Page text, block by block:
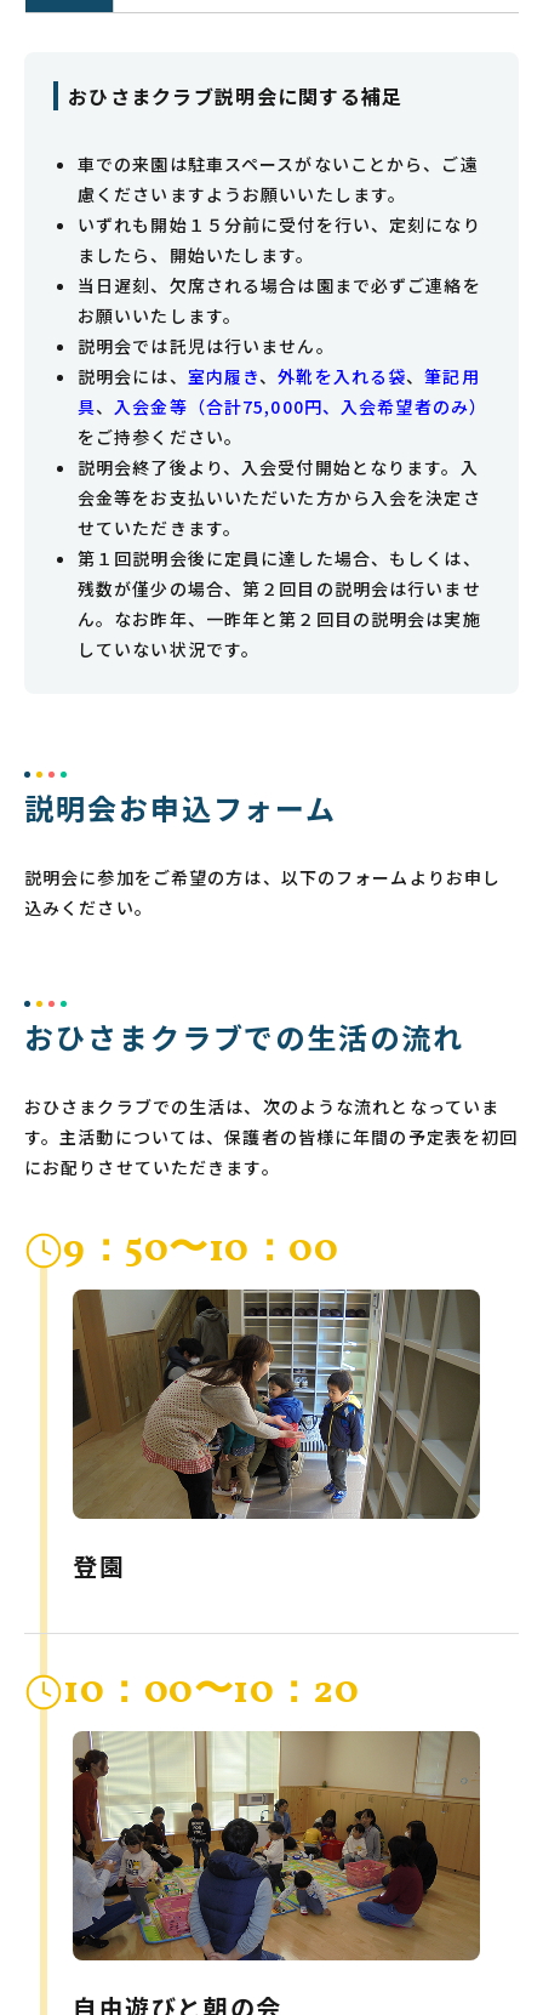
おひさまクラブ説明会に関する補足
車での来園は駐車スペースがないことから、ご遠
慮くださいますようお願いいたします。
いずれも開始１５分前に受付を行い、定刻になり
ましたら、開始いたします。
当日遅刻、欠席される場合は園まで必ずご連絡を
お願いいたします。
説明会では託児は行いません。
説明会には、 室内履き、外靴を入れる袋、筆記用
具、入会金等（合計75,000円、入会希望者のみ）
をご持参ください。
説明会終了後より、入会受付開始となります。入
会金等をお支払いいただいた方から入会を決定さ
せていただきます。
第１回説明会後に定員に達した場合、もしくは、
残数が僅少の場合、第２回目の説明会は行いませ
ん。なお昨年、一昨年と第２回目の説明会は実施
していない状況です。
説明会お申込フォーム
説明会に参加をご希望の方は、以下のフォームよりお申し
込みください。
おひさまクラブでの生活の流れ
おひさまクラブでの生活は、次のような流れとなっていま
す。主活動については、保護者の皆様に年間の予定表を初回
にお配りさせていただきます。
9：50〜10：00
登園
10：00〜10：20
自由遊びと朝の会